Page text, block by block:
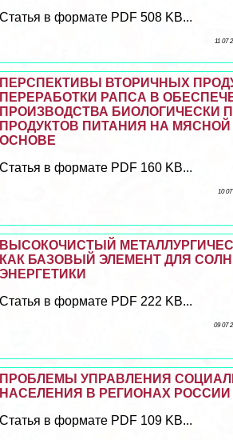
Статья в формате PDF 508 KB...
11 07
ПЕРСПЕКТИВЫ ВТОРИЧНЫХ
ПЕРЕРАБОТКИ РАПСА В
ПРОИЗВОДСТВА БИОЛОГИЧЕСКИ
ПРОДУКТОВ ПИТАНИЯ НА
ОСНОВЕ
Статья в формате PDF 160 KB...
10 07
ВЫСОКОЧИСТЫЙ
КАК БАЗОВЫЙ ЭЛЕМЕНТ ДЛЯ
ЭНЕРГЕТИКИ
Статья в формате PDF 222 KB...
09 07
ПРОБЛЕМЫ УПРАВЛЕНИЯ
НАСЕЛЕНИЯ В РЕГИОНАХ РОССИИ
Статья в формате PDF 109 KB...